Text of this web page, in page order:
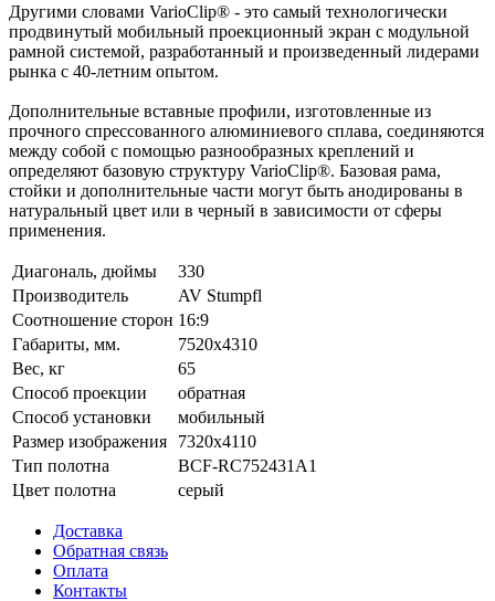
Другими словами VarioClip® - это самый технологически
продвинутый мобильный проекционный экран с модульной
рамной системой, разработанный и произведенный лидерами
рынка с 40-летним опытом.
Дополнительные вставные профили, изготовленные из
прочного спрессованного алюминиевого сплава, соединяются
между собой с помощью разнообразных креплений и
определяют базовую структуру VarioClip®. Базовая рама,
стойки и дополнительные части могут быть анодированы в
натуральный цвет или в черный в зависимости от сферы
применения.
Диагональ, дюймы
330
Производитель
AV Stumpfl
Соотношение сторон 16:9
Габариты, мм.
7520x4310
Вес, кг
65
Способ проекции
обратная
Способ установки
мобильный
Размер изображения
7320x4110
Тип полотна
BCF-RC752431A1
Цвет полотна
серый
Доставка
Обратная связь
Оплата
Контакты